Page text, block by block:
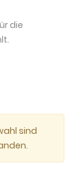
die
sind